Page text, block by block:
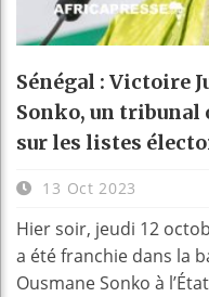
Sénégal : Victoire
Sonko, un
sur les listes
13 Oct 2023
Hier soir, jeudi 12
a été franchie dans la
Ousmane Sonko à